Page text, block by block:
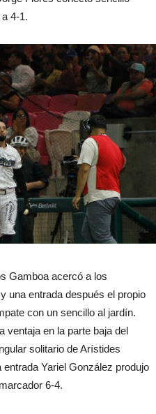
4-1.
Gamboa acercó a los
una entrada después el propio
con un sencillo al jardín.
ventaja en la parte baja del
solitario de Arístides
Yariel González produjo
6-4.